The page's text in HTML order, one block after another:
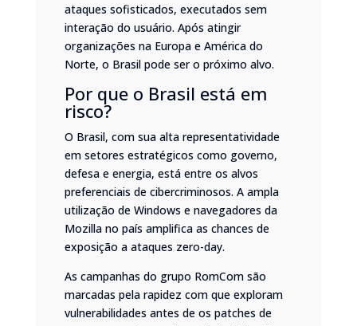
ataques sofisticados, executados sem
interação do usuário. Após atingir
organizações na Europa e América do
Norte, o Brasil pode ser o próximo alvo.
Por que o Brasil está em
risco?
O Brasil, com sua alta representatividade
em setores estratégicos como governo,
defesa e energia, está entre os alvos
preferenciais de cibercriminosos. A ampla
utilização de Windows e navegadores da
Mozilla no país amplifica as chances de
exposição a ataques zero-day.
As campanhas do grupo RomCom são
marcadas pela rapidez com que exploram
vulnerabilidades antes de os patches de